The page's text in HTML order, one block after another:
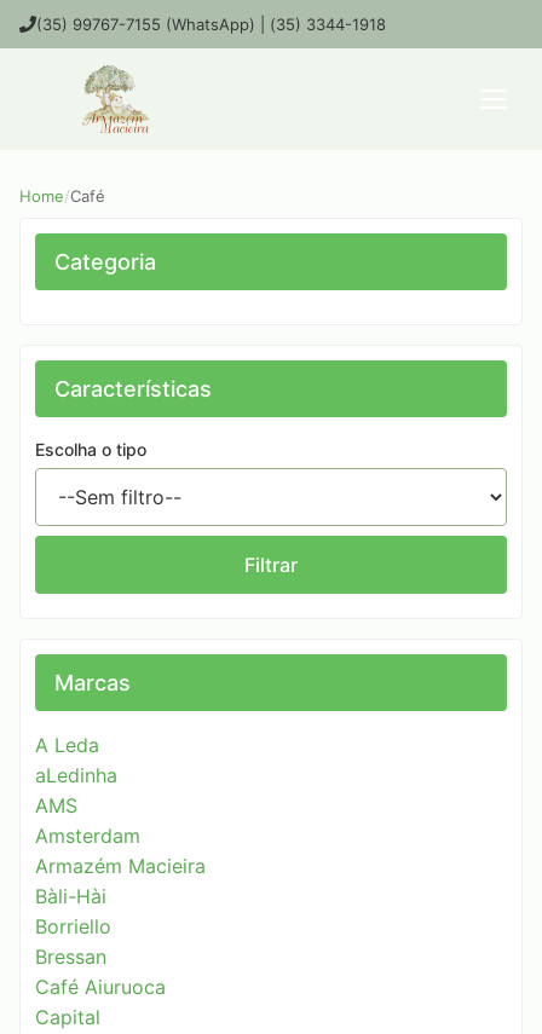
(35) 99767-7155 (WhatsApp) | (35) 3344-1918
Home/Café
Categoria
Características
Escolha o tipo
Filtrar
Marcas
A Leda
aLedinha
AMS
Amsterdam
Armazém Macieira
Bàli-Hài
Borriello
Bressan
Café Aiuruoca
Capital